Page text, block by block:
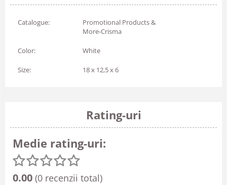
Catalogue:
Promotional Products &
More-Crisma
Color: White
Size: 18 x 12,5 x 6
Rating-uri
Medie rating-uri:
0.00 (0 recenzii total)